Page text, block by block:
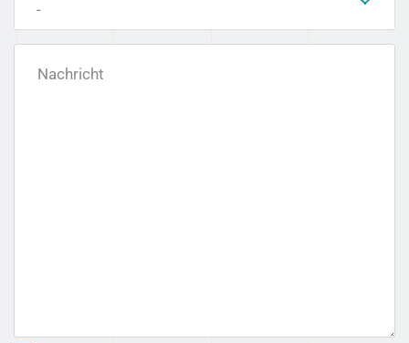
-
Nachricht